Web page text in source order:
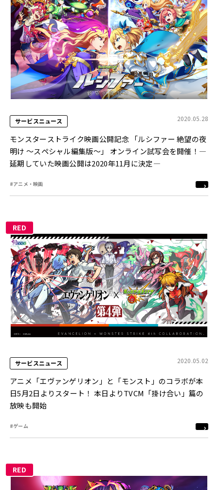
サービスニュース 2020.05.28
モンスターストライク映画公開記念 「ルシファー 絶望の夜
明け 〜スペシャル編集版〜」 オンライン試写会を開催！―
延期していた映画公開は2020年11月に決定―
#アニメ・映画
RED
サービスニュース 2020.05.02
アニメ「エヴァンゲリオン」と「モンスト」のコラボが本
日5月2日よりスタート！ 本日よりTVCM「掛け合い」篇の
放映も開始
#ゲーム
RED